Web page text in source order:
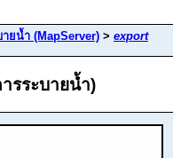
ยน้ำ (MapServer) > export
รระบายน้ำ)